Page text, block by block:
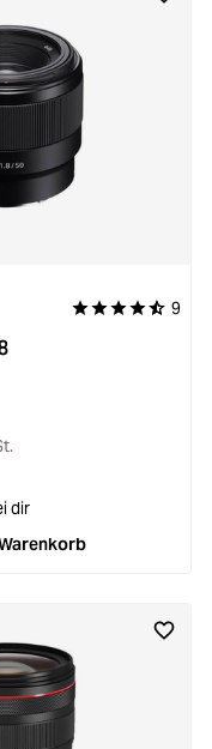
Durchschnittliche
9
dir